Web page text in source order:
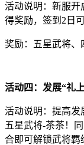
活动说明：新服开
得奖励，签到2日
奖励：五星武将
活动四：发展“礼
活动说明：提高发
五星武将-茶茶！
合即可解锁武将羁